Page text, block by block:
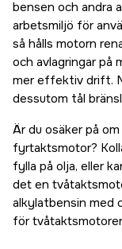
bensen och andra
arbetsmiljö för
så hålls motorn
och avlagringar på
mer effektiv drift.
dessutom tål
Är du osäker på
fyrtaktsmotor?
fylla på olja, eller
det en
alkylatbensin med
för